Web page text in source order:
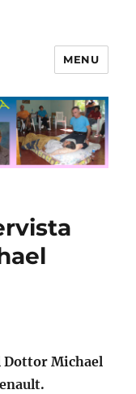
MENU
Dottor Michael